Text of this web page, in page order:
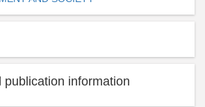
publication information